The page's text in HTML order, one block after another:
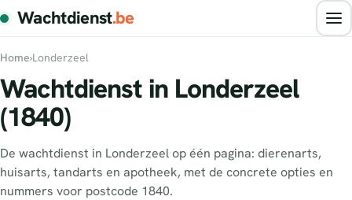
Wachtdienst.be
Home›Londerzeel
Wachtdienst in Londerzeel
(1840)
De wachtdienst in Londerzeel op één pagina: dierenarts,
huisarts, tandarts en apotheek, met de concrete opties en
nummers voor postcode 1840.